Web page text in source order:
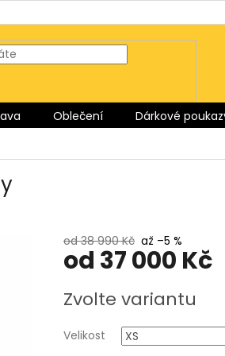
Oblečení Dárkové
od 38 990 Kč až –5 %
od 37 000 Kč
cena:
Zvolte variantu
Velikost